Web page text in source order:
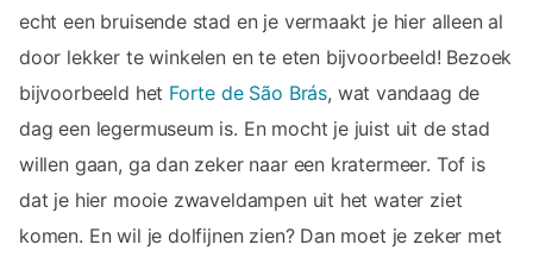
echt een bruisende stad en je vermaakt je hier alleen al
door lekker te winkelen en te eten bijvoorbeeld! Bezoek
bijvoorbeeld het Forte de São Brás, wat vandaag de
dag een legermuseum is. En mocht je juist uit de stad
willen gaan, ga dan zeker naar een kratermeer. Tof is
dat je hier mooie zwaveldampen uit het water ziet
komen. En wil je dolfijnen zien? Dan moet je zeker met